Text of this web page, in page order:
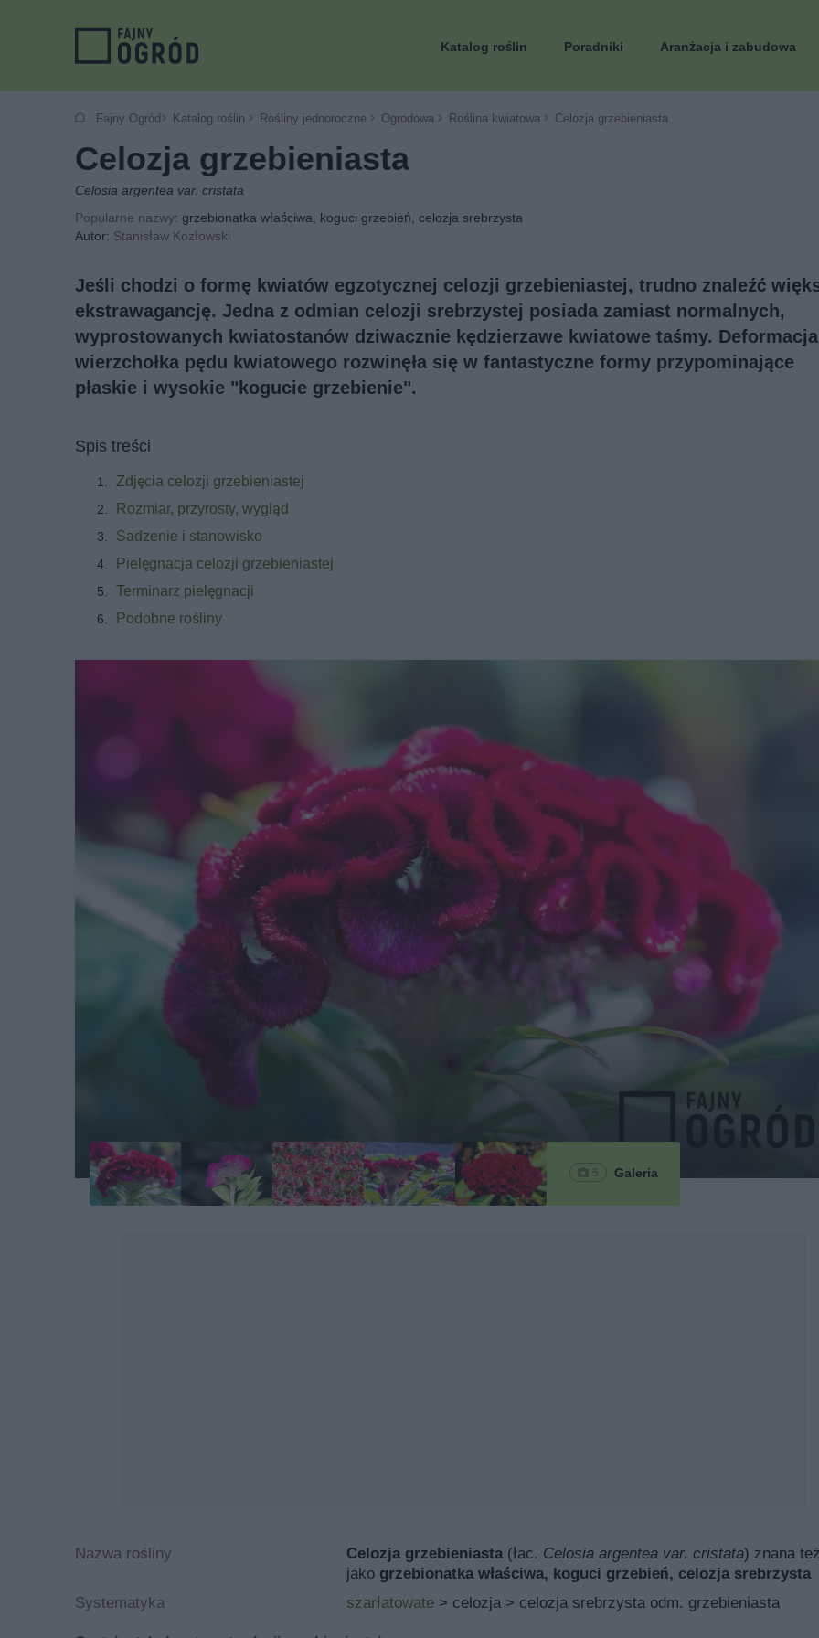
Katalog roślin Poradniki Aranżacja i zabudowa
Fajny Ogród Katalog roślin Rośliny jednoroczne Ogrodowa Roślina kwiatowa Celozja grzebieniasta
Celozja grzebieniasta
Celosia argentea var. cristata
Popularne nazwy: grzebionatka właściwa, koguci grzebień, celozja srebrzysta
Autor: Stanisław Kozłowski
Jeśli chodzi o formę kwiatów egzotycznej celozji grzebieniastej, trudno znaleźć
ekstrawagancję. Jedna z odmian celozji srebrzystej posiada zamiast normalnych,
wyprostowanych kwiatostanów dziwacznie kędzierzawe kwiatowe taśmy. Deformacja
wierzchołka pędu kwiatowego rozwinęła się w fantastyczne formy przypominające
płaskie i wysokie "kogucie grzebienie".
Spis treści
Zdjęcia celozji grzebieniastej
Rozmiar, przyrosty, wygląd
Sadzenie i stanowisko
Pielęgnacja celozji grzebieniastej
Terminarz pielęgnacji
Podobne rośliny
5 Galeria
Nazwa rośliny Celozja grzebieniasta(łac. Celosia argentea var. cristata) znana też
jako grzebionatka właściwa, koguci grzebień, celozja srebrzysta
Systematyka
szarłatowate> celozja > celozja srebrzysta odm. grzebieniasta